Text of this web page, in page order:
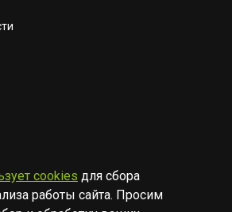
cookies для сбора
работы сайта. Просим